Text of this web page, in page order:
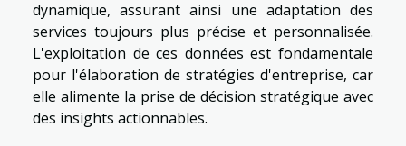
dynamique, assurant ainsi une adaptation des
services toujours plus précise et personnalisée.
L'exploitation de ces données est fondamentale
pour l'élaboration de stratégies d'entreprise, car
elle alimente la prise de décision stratégique avec
des insights actionnables.